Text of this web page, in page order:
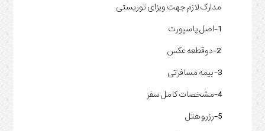
مدارک لازم جهت ویزای توریستی
2-دوقطعه عکس
3- بیمه مسافرتی
4-مشخصات کامل سفر
5-رزرو هتل